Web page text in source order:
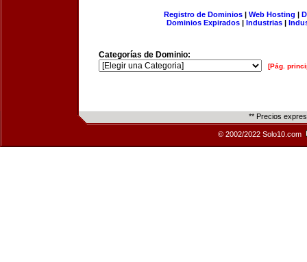
Registro de Dominios| Web Hosting |
Dominios Expirados | Industrias |
Categorías de Dominio:
[Pág.
** Precios
© 2002/2022 Solo10.com